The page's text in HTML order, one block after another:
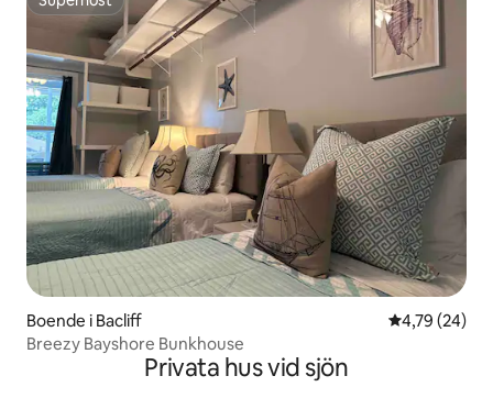
Superhost
Boende i Bacliff 4,79 av 5 i
4,79 (24)
Breezy Bayshore Bunkhouse
Privata hus vid sjön